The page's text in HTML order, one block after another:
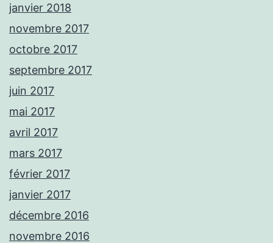
janvier 2018
novembre 2017
octobre 2017
septembre 2017
juin 2017
mai 2017
avril 2017
mars 2017
février 2017
janvier 2017
décembre 2016
novembre 2016